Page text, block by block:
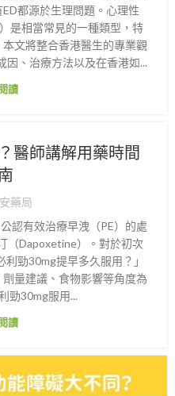
都源於生理問題。心理性
是相當常見的一種類型，特
文將整合香港醫生的專業觀
因、治療方法以及在香港如...
讀
醫師講解用藥時間
藥局
認有效治療早洩（PE）的處
（Dapoxetine）。對於初次
勁30mg提早多久服用？」
量建議、食物影響等角度為
勁30mg服用...
讀